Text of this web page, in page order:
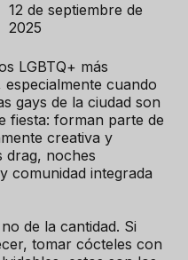
12 de septiembre de
2025
LGBTQ+ más
especialmente cuando
gays de la ciudad son
fiesta: forman parte de
creativa y
drag, noches
comunidad integrada
de la cantidad. Si
tomar cócteles con